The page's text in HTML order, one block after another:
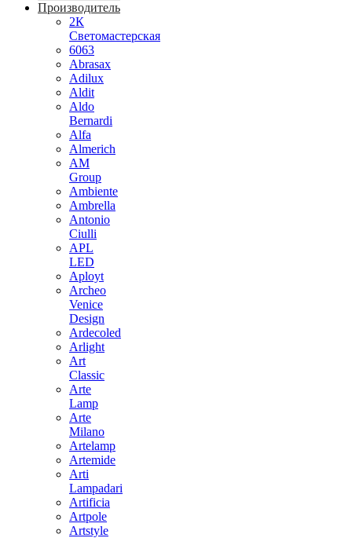
Производитель
2К
Светомастерская
6063
Abrasax
Adilux
Aldit
Aldo
Bernardi
Alfa
Almerich
AM
Group
Ambiente
Ambrella
Antonio
Ciulli
APL
LED
Aployt
Archeo
Venice
Design
Ardecoled
Arlight
Art
Classic
Arte
Lamp
Arte
Milano
Artelamp
Artemide
Arti
Lampadari
Artificia
Artpole
Artstyle